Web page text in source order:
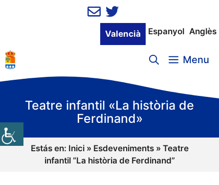
Valencià Espanyol Anglès
Menu
Teatre infantil «La història de
Ferdinand»
Estás en: Inici» Esdeveniments» Teatre
infantil “La història de Ferdinand”